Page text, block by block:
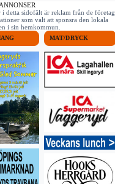
i detta sidofält är reklam från de företag
som valt att sponsra den lokala
i sin hemkommun.
MAT/DRYCK